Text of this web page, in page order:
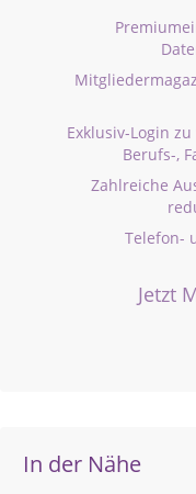
Exklusiv-Login
Berufs-,
Zahlreiche
Telefon-
Jetzt
In der Nähe